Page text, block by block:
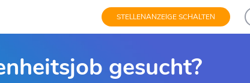
STELLENANZEIGE SCHALTEN
gesucht?